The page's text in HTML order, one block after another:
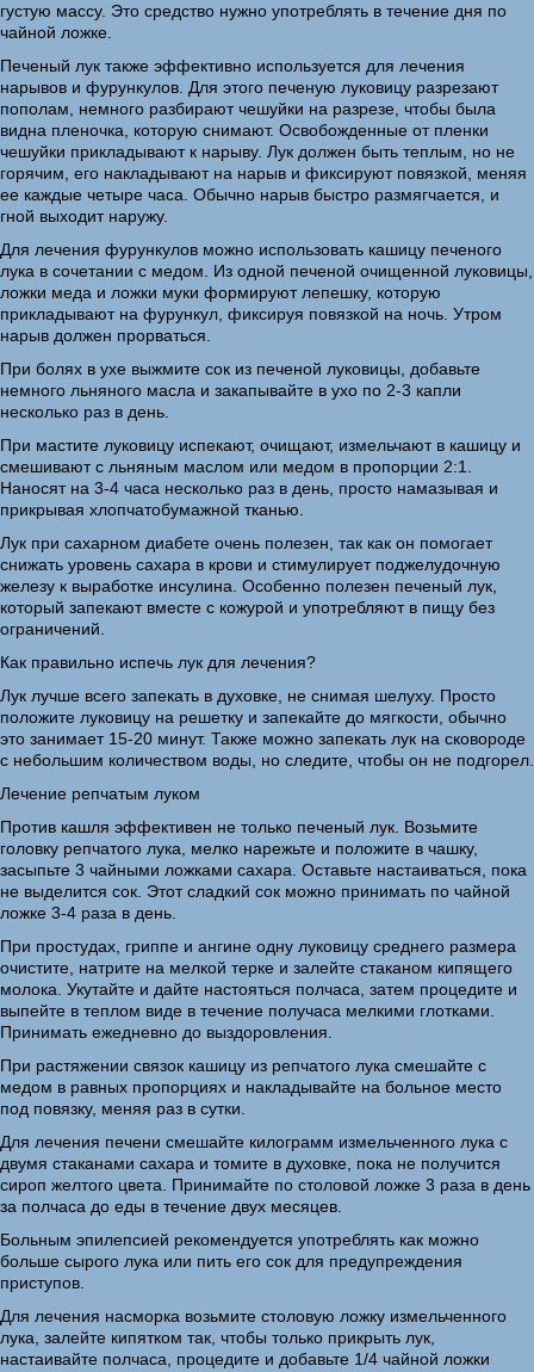
густую массу. Это средство нужно употреблять в течение дня по
чайной ложке.
Печеный лук также эффективно используется для лечения
нарывов и фурункулов. Для этого печеную луковицу разрезают
пополам, немного разбирают чешуйки на разрезе, чтобы была
видна пленочка, которую снимают. Освобожденные от пленки
чешуйки прикладывают к нарыву. Лук должен быть теплым, но не
горячим, его накладывают на нарыв и фиксируют повязкой, меняя
ее каждые четыре часа. Обычно нарыв быстро размягчается, и
гной выходит наружу.
Для лечения фурункулов можно использовать кашицу печеного
лука в сочетании с медом. Из одной печеной очищенной луковицы,
ложки меда и ложки муки формируют лепешку, которую
прикладывают на фурункул, фиксируя повязкой на ночь. Утром
нарыв должен прорваться.
При болях в ухе выжмите сок из печеной луковицы, добавьте
немного льняного масла и закапывайте в ухо по 2-3 капли
несколько раз в день.
При мастите луковицу испекают, очищают, измельчают в кашицу и
смешивают с льняным маслом или медом в пропорции 2:1.
Наносят на 3-4 часа несколько раз в день, просто намазывая и
прикрывая хлопчатобумажной тканью.
Лук при сахарном диабете очень полезен, так как он помогает
снижать уровень сахара в крови и стимулирует поджелудочную
железу к выработке инсулина. Особенно полезен печеный лук,
который запекают вместе с кожурой и употребляют в пищу без
ограничений.
Как правильно испечь лук для лечения?
Лук лучше всего запекать в духовке, не снимая шелуху. Просто
положите луковицу на решетку и запекайте до мягкости, обычно
это занимает 15-20 минут. Также можно запекать лук на сковороде
с небольшим количеством воды, но следите, чтобы он не подгорел.
Лечение репчатым луком
Против кашля эффективен не только печеный лук. Возьмите
головку репчатого лука, мелко нарежьте и положите в чашку,
засыпьте 3 чайными ложками сахара. Оставьте настаиваться, пока
не выделится сок. Этот сладкий сок можно принимать по чайной
ложке 3-4 раза в день.
При простудах, гриппе и ангине одну луковицу среднего размера
очистите, натрите на мелкой терке и залейте стаканом кипящего
молока. Укутайте и дайте настояться полчаса, затем процедите и
выпейте в теплом виде в течение получаса мелкими глотками.
Принимать ежедневно до выздоровления.
При растяжении связок кашицу из репчатого лука смешайте с
медом в равных пропорциях и накладывайте на больное место
под повязку, меняя раз в сутки.
Для лечения печени смешайте килограмм измельченного лука с
двумя стаканами сахара и томите в духовке, пока не получится
сироп желтого цвета. Принимайте по столовой ложке 3 раза в день
за полчаса до еды в течение двух месяцев.
Больным эпилепсией рекомендуется употреблять как можно
больше сырого лука или пить его сок для предупреждения
приступов.
Для лечения насморка возьмите столовую ложку измельченного
лука, залейте кипятком так, чтобы только прикрыть лук,
настаивайте полчаса, процедите и добавьте 1/4 чайной ложки